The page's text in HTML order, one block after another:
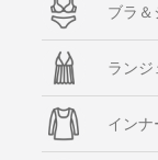
ブラ＆
ランジ
インナ